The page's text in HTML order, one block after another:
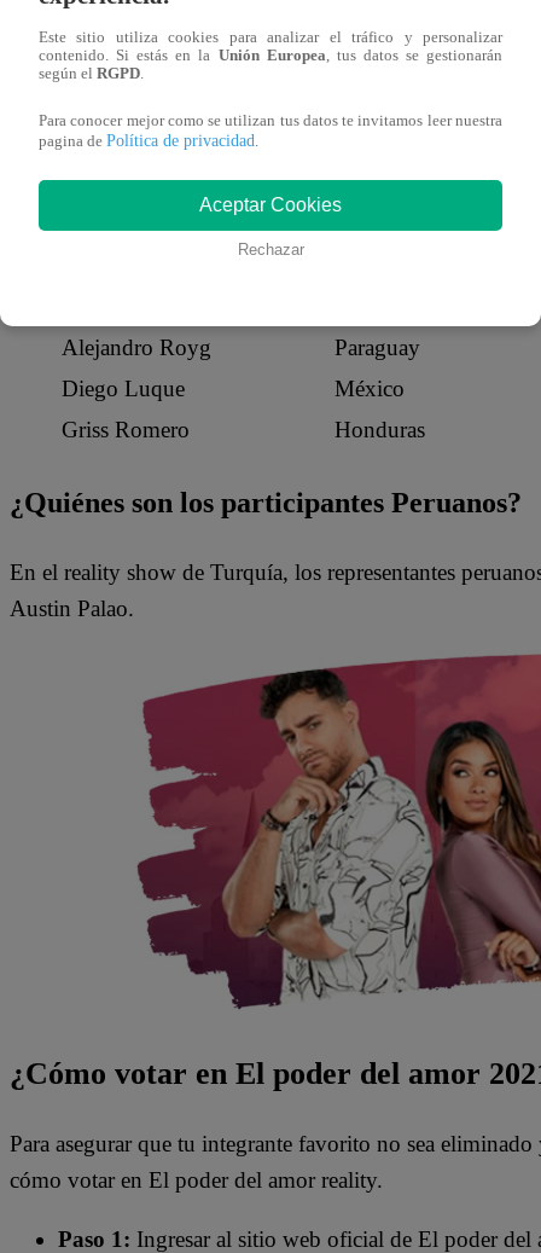
Austin Palao ✅
Perú
Sebastián Tamayo Avendaño
Andrés Salvatierra J.
Bolivia
Alejandro Royg
Paraguay
Diego Luque
México
Griss Romero
Honduras
¿Quiénes son los participantes Peruanos?
En el reality show de Turquía, los representantes
Austin Palao.
¿Cómo votar en El poder del amor
Para asegurar que tu integrante favorito no sea
cómo votar en El poder del amor reality.
Paso 1: Ingresar al sitio web oficial de El poder
Este sitio utiliza cookies para analizar el tráfico y personalizar
contenido. Si estás en la Unión Europea, tus datos se gestionarán
según el RGPD.
Para conocer mejor como se utilizan tus datos te invitamos leer nuestra
pagina de Política de privacidad.
Aceptar Cookies
Rechazar